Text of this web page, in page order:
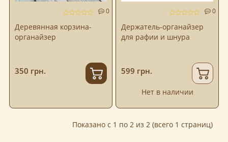
0
Деревянная корзина-
органайзер
350 грн.
0
Держатель-органайзер
для рафии и шнура
599 грн.
Нет в наличии
Показано с 1 по 2 из 2 (всего 1 страниц)